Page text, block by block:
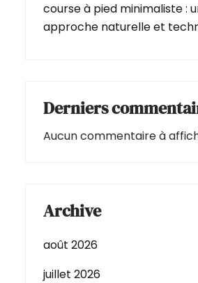
course à pied minimaliste :
approche naturelle et
Derniers
Aucun commentaire à
Archive
août 2026
juillet 2026